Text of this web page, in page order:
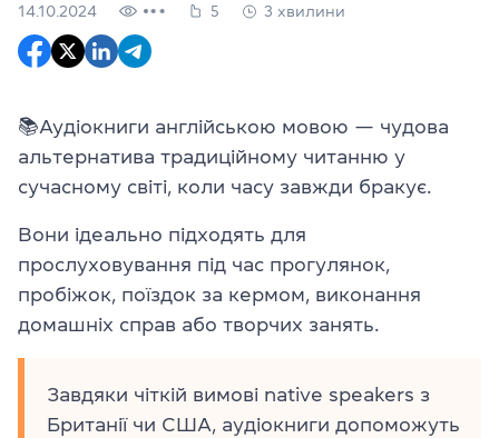
14.10.2024 5 3 хвилини
📚Аудіокниги англійською мовою — чудова
альтернатива традиційному читанню у
сучасному світі, коли часу завжди бракує.
Вони ідеально підходять для
прослуховування під час прогулянок,
пробіжок, поїздок за кермом, виконання
домашніх справ або творчих занять.
Завдяки чіткій вимові native speakers з
Британії чи США, аудіокниги допоможуть